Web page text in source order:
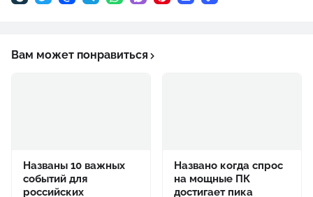
Вам может понравиться
Названы 10 важных
событий для
российских
Названо когда спрос
на мощные ПК
достигает пика